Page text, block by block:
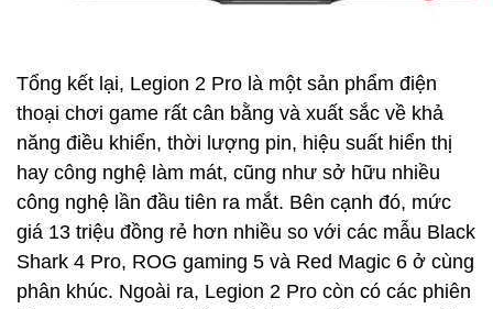
Tổng kết lại, Legion 2 Pro là một sản phẩm điện
thoại chơi game rất cân bằng và xuất sắc về khả
năng điều khiển, thời lượng pin, hiệu suất hiển thị
hay công nghệ làm mát, cũng như sở hữu nhiều
công nghệ lần đầu tiên ra mắt. Bên cạnh đó, mức
giá 13 triệu đồng rẻ hơn nhiều so với các mẫu Black
Shark 4 Pro, ROG gaming 5 và Red Magic 6 ở cùng
phân khúc. Ngoài ra, Legion 2 Pro còn có các phiên